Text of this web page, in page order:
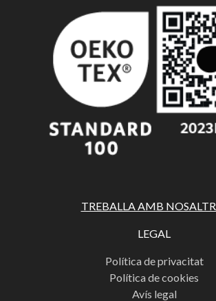
TREBALLA AMB
LEGAL
Política de privacitat
Política de cookies
Avís legal